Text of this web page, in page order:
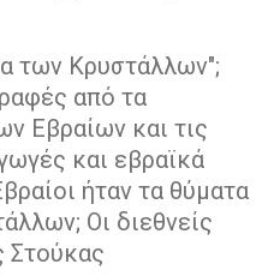
των Κρυστάλλων";
από τα
Εβραίων και τις
και εβραϊκά
ήταν τα θύματα
Οι διεθνείς
Στούκας